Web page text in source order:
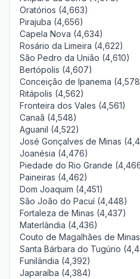
Oratórios (4,663)
Pirajuba (4,656)
Capela Nova (4,634)
Rosário da Limeira (4,622)
São Pedro da União (4,610)
Bertópolis (4,607)
Conceição de Ipanema
Ritápolis (4,562)
Fronteira dos Vales (4,561)
Canaã (4,548)
Aguanil (4,522)
José Gonçalves de Minas
Joanésia (4,476)
Piedade do Rio Grande
Paineiras (4,462)
Dom Joaquim (4,451)
São João do Pacuí (4,448)
Fortaleza de Minas (4,437)
Materlândia (4,436)
Couto de Magalhães de
Santa Bárbara do Tugúrio
Funilândia (4,392)
Japaraíba (4,384)